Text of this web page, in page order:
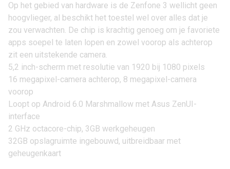
Op het gebied van hardware is de Zenfone 3 wellicht geen
hoogvlieger, al beschikt het toestel wel over alles dat je
zou verwachten. De chip is krachtig genoeg om je favoriete
apps soepel te laten lopen en zowel voorop als achterop
zit een uitstekende camera.
5,2 inch-scherm met resolutie van 1920 bij 1080 pixels
16 megapixel-camera achterop, 8 megapixel-camera
voorop
Loopt op Android 6.0 Marshmallow met Asus ZenUI-
interface
2 GHz octacore-chip, 3GB werkgeheugen
32GB opslagruimte ingebouwd, uitbreidbaar met
geheugenkaart